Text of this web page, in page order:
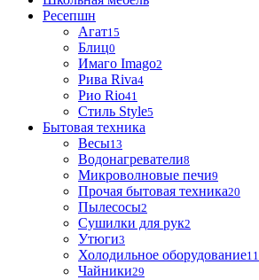
Ресепшн
Агат15
Блиц0
Имаго Imago2
Рива Riva4
Рио Rio41
Стиль Style5
Бытовая техника
Весы13
Водонагреватели8
Микроволновые печи9
Прочая бытовая техника20
Пылесосы2
Сушилки для рук2
Утюги3
Холодильное оборудование11
Чайники29